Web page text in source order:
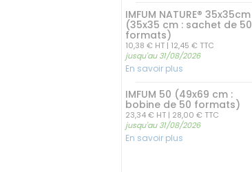
IMFUM NATURE® 35x35cm
(35x35 cm : sachet de 50
formats)
10,38 € HT | 12,45 € TTC
jusqu'au 31/08/2026
En savoir plus
IMFUM 50 (49x69 cm :
bobine de 50 formats)
23,34 € HT | 28,00 € TTC
jusqu'au 31/08/2026
En savoir plus